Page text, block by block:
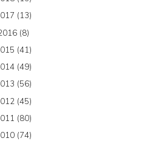
(13)
(8)
(41)
(49)
(56)
(45)
(80)
(74)